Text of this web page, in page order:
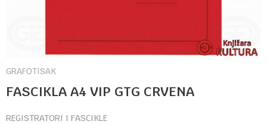
GRAFOTISAK
FASCIKLA A4 VIP GTG CRVENA
REGISTRATORI I FASCIKLE